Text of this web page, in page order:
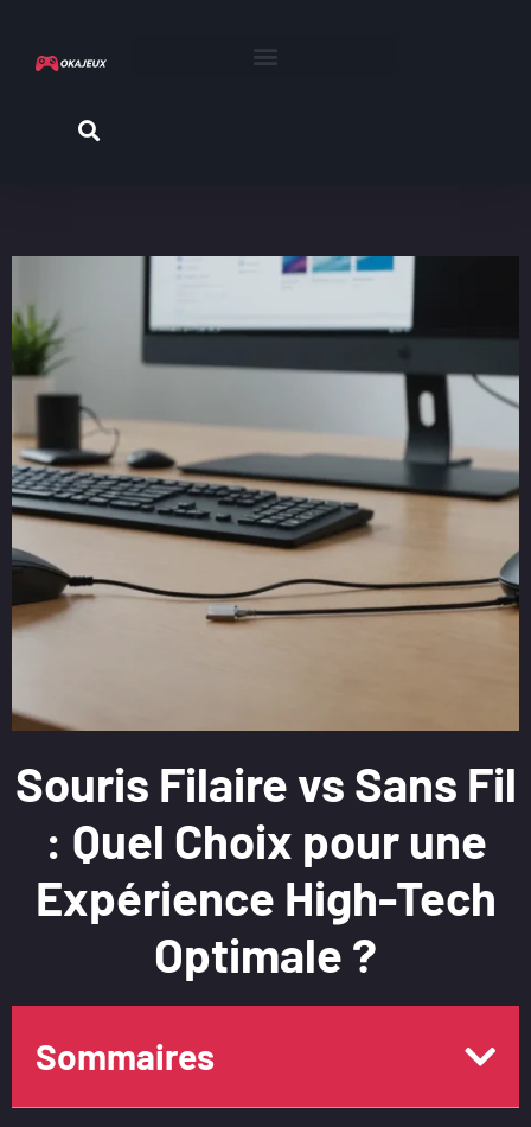
Souris Filaire vs Sans Fil
: Quel Choix pour une
Expérience High-Tech
Optimale ?
Sommaires